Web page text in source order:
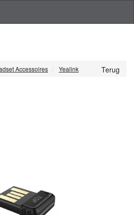
Terug
Accessoires Yealink